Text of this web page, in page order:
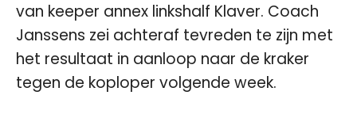
van keeper annex linkshalf Klaver. Coach
Janssens zei achteraf tevreden te zijn met
het resultaat in aanloop naar de kraker
tegen de koploper volgende week.